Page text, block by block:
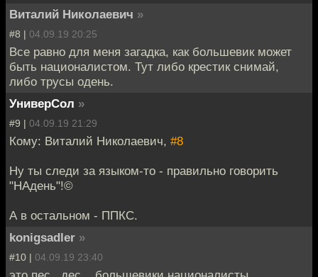
Виталий Николаевич »
#8 | 04.09.19 20:25
Все равно для меня загадка, как большевик может
быть националистом. Тут либо крестик снимай,
либо трусы одень.
УниверСол »
#9 | 04.09.19 21:29
Кому: Виталий Николаевич, #8
Ну ты следи за языком-то - правильно говорить
"НАдень"!©
А в остальном - ППКС.
konigsadler »
#10 | 04.09.19 23:40